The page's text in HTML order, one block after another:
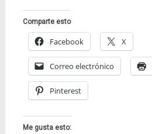
Comparte esto
Facebook X
Correo electrónico
Pinterest
Me gusta esto: